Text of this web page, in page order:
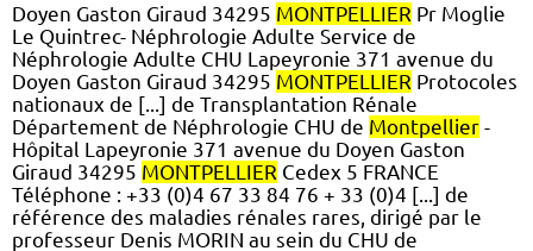
Doyen Gaston Giraud 34295 MONTPELLIER Pr Moglie
Le Quintrec- Néphrologie Adulte Service de
Néphrologie Adulte CHU Lapeyronie 371 avenue du
Doyen Gaston Giraud 34295 MONTPELLIER Protocoles
nationaux de [...] de Transplantation Rénale
Département de Néphrologie CHU de Montpellier -
Hôpital Lapeyronie 371 avenue du Doyen Gaston
Giraud 34295 MONTPELLIER Cedex 5 FRANCE
Téléphone : +33 (0)4 67 33 84 76 + 33 (0)4 [...] de
référence des maladies rénales rares, dirigé par le
professeur Denis MORIN au sein du CHU de